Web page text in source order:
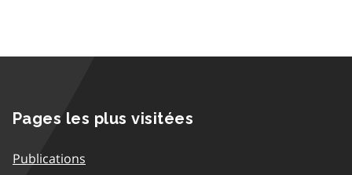
Pages les plus visitées
Publications